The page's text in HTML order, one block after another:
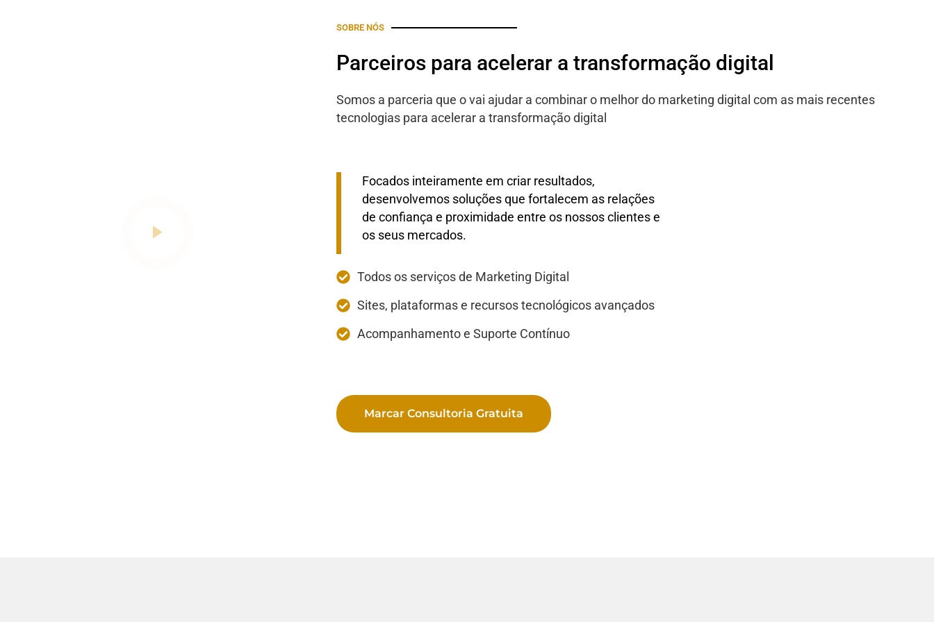
SOBRE NÓS
Parceiros para acelerar a transformação digital
Somos a parceria que o vai ajudar a combinar o melhor do marketing digital com as mais recentes
tecnologias para acelerar a transformação digital
Focados inteiramente em criar resultados,
desenvolvemos soluções que fortalecem as relações
de confiança e proximidade entre os nossos clientes e
os seus mercados.
Todos os serviços de Marketing Digital
Sites, plataformas e recursos tecnológicos avançados
Acompanhamento e Suporte Contínuo
Marcar Consultoria Gratuita